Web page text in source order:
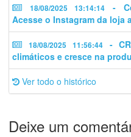
18/08/2025 13:14:14
-
Acesse o Instagram da loja
18/08/2025 11:56:44-
climáticos e cresce na
Ver todo o histórico
Deixe um